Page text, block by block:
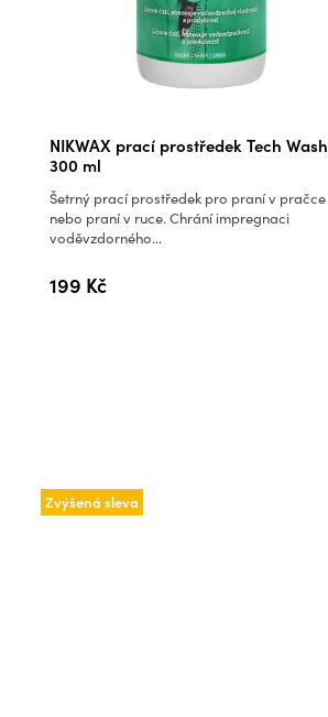
NIKWAX prací prostředek Tech Wash
300 ml
hodnocení
produktu
je
5,0
5
199 Kč
Šetrný prací prostředek pro praní v pračce
nebo praní v ruce. Chrání impregnaci
voděvzdorného...
Zvýšená sleva